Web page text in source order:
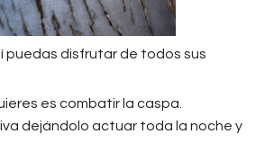
puedas disfrutar de todos sus
es combatir la caspa.
dejándolo actuar toda la noche y